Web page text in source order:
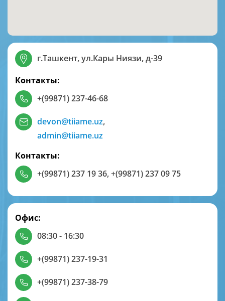
г.Ташкент, ул.Кары Ниязи, д-39
Контакты:
+(99871) 237-46-68
devon@tiiame.uz,
admin@tiiame.uz
Контакты:
+(99871) 237 19 36,+(99871) 237 09 75
Офис:
08:30 - 16:30
+(99871) 237-19-31
+(99871) 237-38-79